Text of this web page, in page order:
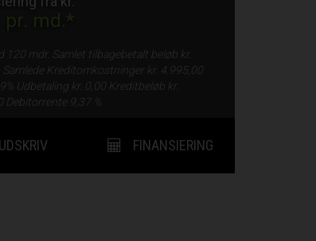
pr. md.*
120 mdr. Samlet tilbagebetalt beløb kr.
Samlede Kreditomkostninger kr.
4.995,00
Udbetaling kr. 0,00 Kreditbeløb kr.
Debitorrente 9,37 %
UDSKRIV FINANSIERING